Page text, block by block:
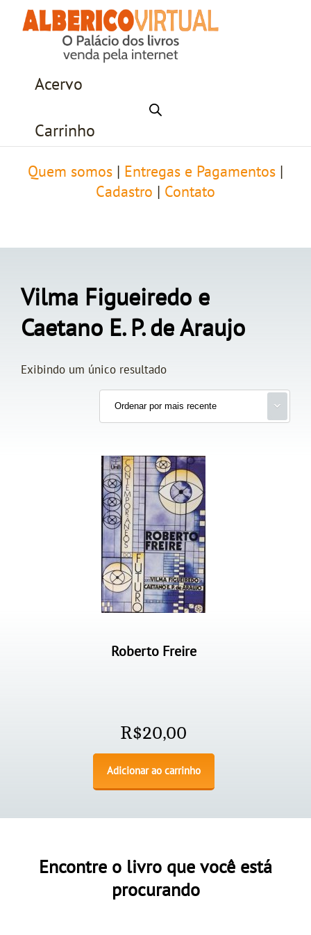
Acervo
Carrinho
Quem somos Entregas e Pagamentos
Cadastro
Contato
Vilma Figueiredo e
Caetano E. P. de Araujo
Exibindo um único resultado
Roberto Freire
R$20,00
Adicionar ao carrinho
Encontre o livro que você está
procurando